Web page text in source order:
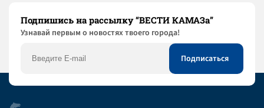
Подпишись на рассылку “ВЕСТИ КАМАЗа”
Узнaвай первым о новостях твоего города!